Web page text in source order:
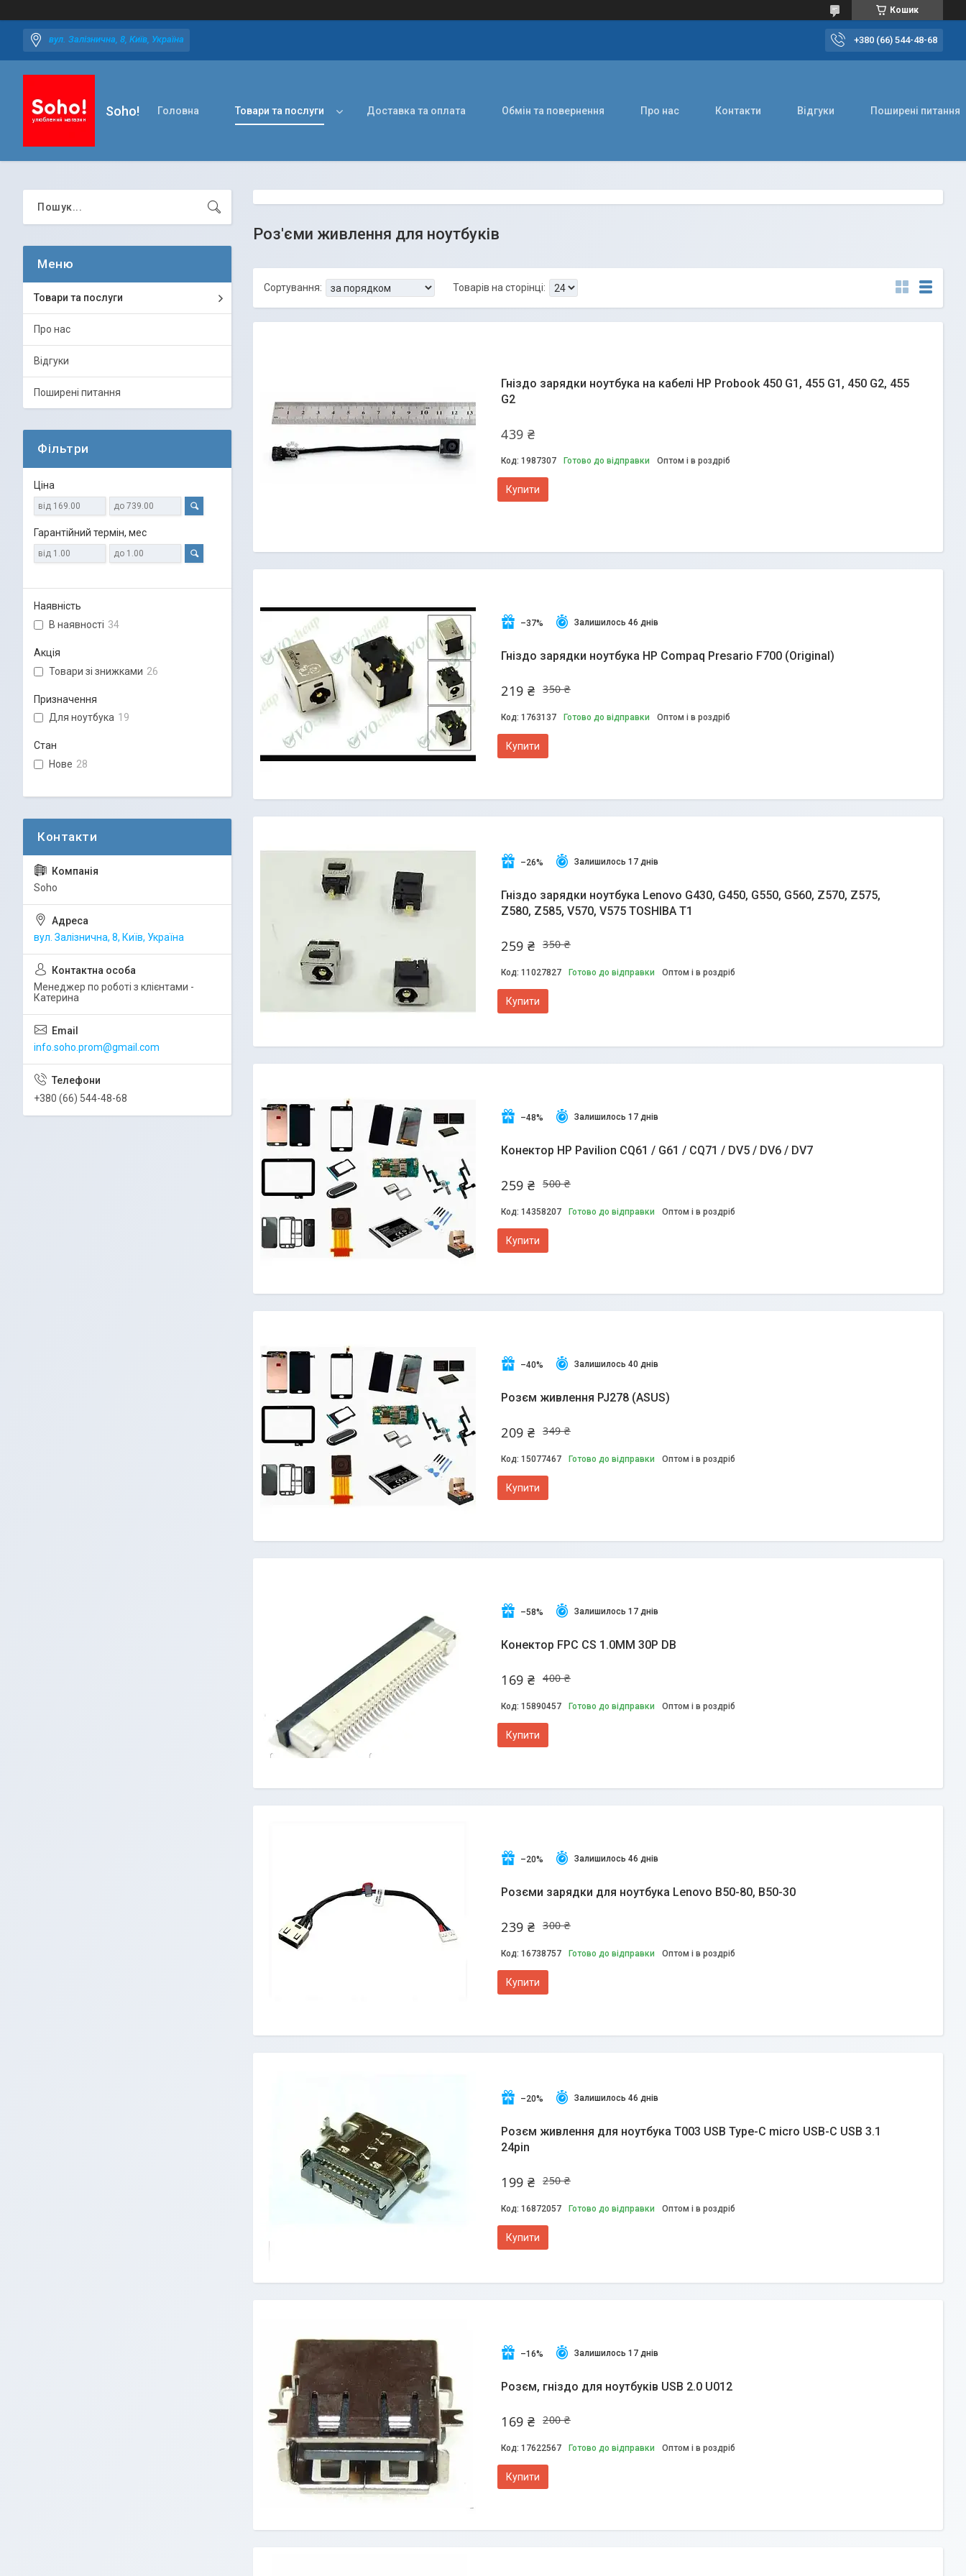
Кошик
вул. Залізнична, 8, Київ, Україна +380 (66) 544-48-68
Soho! Головна Товари та послуги Доставка та оплата Обмін та повернення Про нас Контакти Відгуки Поширені питання
Роз'єми живлення для ноутбуків
Гніздо зарядки ноутбука на кабелі HP Probook 450 G1, 455 G1, 450 G2, 455
G2
439 ₴
1987307 Готово до відправки Оптом і в роздріб
Купити
–37% Залишилось 46 днів
Гніздо зарядки ноутбука HP Compaq Presario F700 (Original)
350 ₴
219 ₴
1763137 Готово до відправки Оптом і в роздріб
Купити
–26% Залишилось 17 днів
Гніздо зарядки ноутбука Lenovo G430, G450, G550, G560, Z570, Z575,
Z580, Z585, V570, V575 TOSHIBA T1
350 ₴
259 ₴
11027827 Готово до відправки Оптом і в роздріб
Купити
–48% Залишилось 17 днів
Конектор HP Pavilion CQ61 / G61 / CQ71 / DV5 / DV6 / DV7
500 ₴
259 ₴
14358207 Готово до відправки Оптом і в роздріб
Купити
–40% Залишилось 40 днів
Розєм живлення PJ278 (ASUS)
349 ₴
209 ₴
15077467 Готово до відправки Оптом і в роздріб
Купити
–58% Залишилось 17 днів
Конектор FPC CS 1.0MM 30P DB
400 ₴
169 ₴
15890457 Готово до відправки Оптом і в роздріб
Купити
–20% Залишилось 46 днів
Розєми зарядки для ноутбука Lenovo B50-80, B50-30
300 ₴
239 ₴
16738757 Готово до відправки Оптом і в роздріб
Купити
–20% Залишилось 46 днів
Розєм живлення для ноутбука T003 USB Type-C micro USB-C USB 3.1
24pin
250 ₴
199 ₴
16872057 Готово до відправки Оптом і в роздріб
Купити
–16% Залишилось 17 днів
Розєм, гніздо для ноутбуків USB 2.0 U012
200 ₴
169 ₴
17622567 Готово до відправки Оптом і в роздріб
Купити
Товари та послуги
Про нас
Відгуки
Поширені питання
Фільтри
Ціна
Гарантійний термін, мес
Наявність
В наявності 34
Акція
Товари зі знижками 26
Призначення
Для ноутбука 19
Стан
Нове 28
Soho
вул. Залізнична, 8, Київ, Україна
Менеджер по роботі з клієнтами -
Катерина
info.soho.prom@gmail.com
+380 (66) 544-48-68